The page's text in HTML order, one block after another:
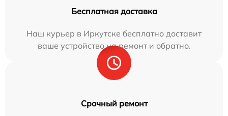
Бесплатная доставка
Наш курьер в Иркутске бесплатно доставит
ваше устройство на ремонт и обратно.
Срочный ремонт